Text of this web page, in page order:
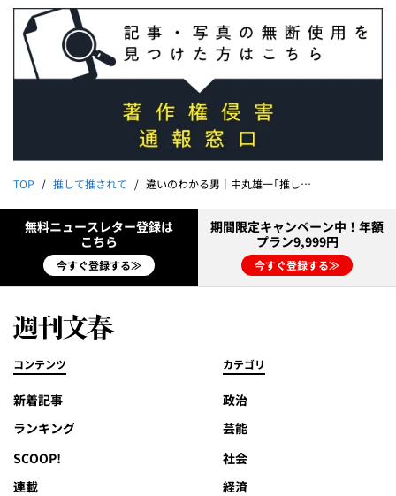
TOP 推して推されて 違いのわかる男｜中丸雄一「推して推されて」
無料ニュースレター登録は
こちら
今すぐ登録する≫
期間限定キャンペーン中！年額
プラン9,999円
今すぐ登録する≫
コンテンツ
新着記事
ランキング
SCOOP!
連載
カテゴリ
政治
芸能
社会
経済